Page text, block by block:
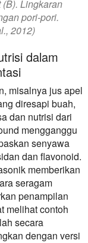
Lingkaran
pori-pori.
2012)
dalam
misalnya jus apel
diresapi buah,
dan nutrisi dari
mengganggu
senyawa
dan flavonoid.
memberikan
seragam
penampilan
melihat contoh
secara
dengan versi